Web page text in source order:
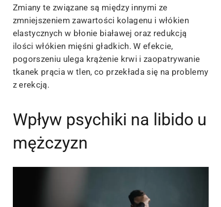
Zmiany te związane są między innymi ze
zmniejszeniem zawartości kolagenu i włókien
elastycznych w błonie białawej oraz redukcją
ilości włókien mięśni gładkich. W efekcie,
pogorszeniu ulega krążenie krwi i zaopatrywanie
tkanek prącia w tlen, co przekłada się na problemy
z erekcją.
Wpływ psychiki na libido u
mężczyzn